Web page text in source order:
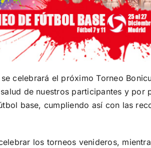
celebrará el próximo Torneo
de nuestros participantes y por
base, cumpliendo así con las
los torneos venideros,